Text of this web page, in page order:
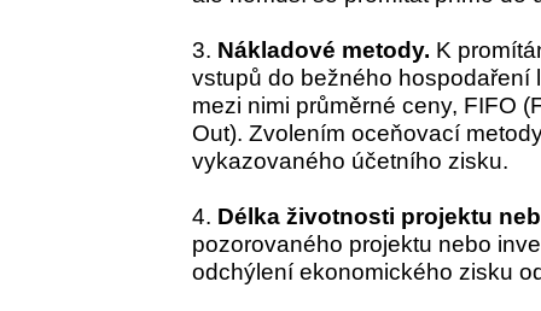
3. Nákladové metody. K
vstupů do bežného
mezi nimi průměrné ceny, FIFO
Out). Zvolením oceňovací
vykazovaného účetního zisku.
4. Délka životnosti projektu
pozorovaného projektu nebo
odchýlení ekonomického zisku